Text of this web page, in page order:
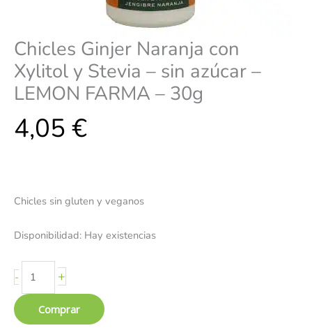
Chicles Ginjer Naranja con
Xylitol y Stevia – sin azúcar –
LEMON FARMA – 30g
4,05 €
Chicles sin gluten y veganos
Disponibilidad: Hay existencias
- +
Comprar